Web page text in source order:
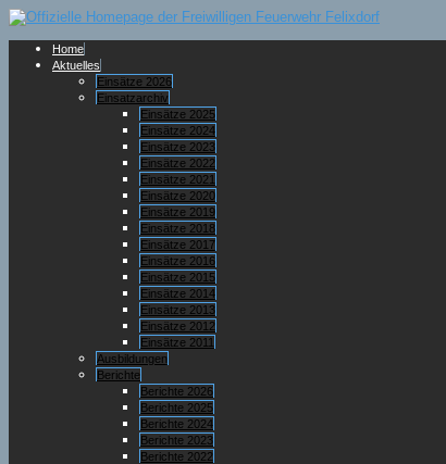
Home
Aktuelles
Einsätze 2026
Einsatzarchiv
Einsätze 2025
Einsätze 2024
Einsätze 2023
Einsätze 2022
Einsätze 2021
Einsätze 2020
Einsätze 2019
Einsätze 2018
Einsätze 2017
Einsätze 2016
Einsätze 2015
Einsätze 2014
Einsätze 2013
Einsätze 2012
Einsätze 2011
Ausbildungen
Berichte
Berichte 2026
Berichte 2025
Berichte 2024
Berichte 2023
Berichte 2022